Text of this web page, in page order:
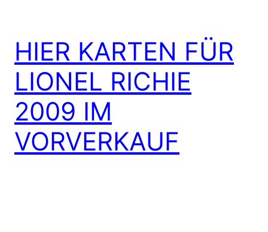
HIER KARTEN FÜR
LIONEL RICHIE
2009 IM
VORVERKAUF